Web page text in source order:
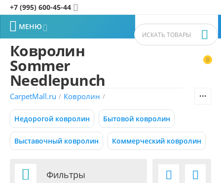
+7 (995) 600-45-44 
0


 МЕНЮ
Фильтры товаров
Цена
Р – Р
295 295
Бренд (1)
Ковролин
Sommer
Needlepunch
CarpetMall.ru / Ковролин /
Недорогой ковролин Бытовой ковролин
Выставочный ковролин Коммерческий ковролин
 Фильтры  